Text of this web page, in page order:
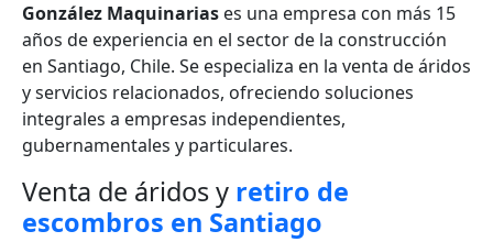
González Maquinarias es una empresa con más 15
años de experiencia en el sector de la construcción
en Santiago, Chile. Se especializa en la venta de áridos
y servicios relacionados, ofreciendo soluciones
integrales a empresas independientes,
gubernamentales y particulares.
Venta de áridos y retiro de
escombros en Santiago